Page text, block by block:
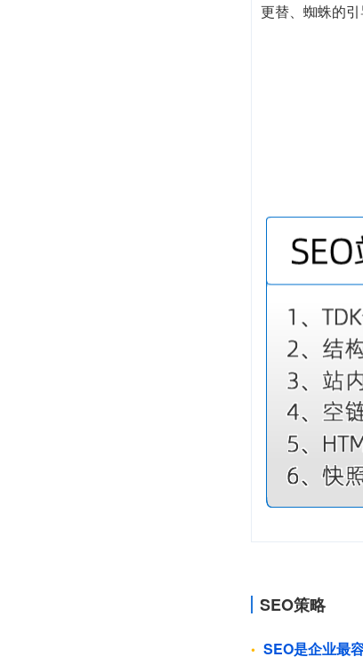
更替、蜘蛛的
SEO策略
SEO是企业最